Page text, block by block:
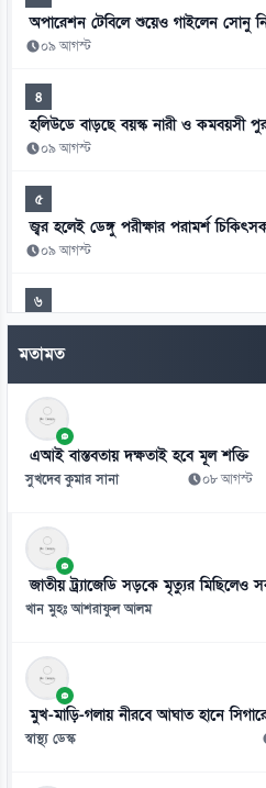
অপারেশন টেবিলে শুয়েও গাইলেন সোনু
০৯ আগস্ট
৪
হলিউডে বাড়ছে বয়স্ক নারী ও কমবয়সী
০৯ আগস্ট
৫
জ্বর হলেই ডেঙ্গু পরীক্ষার পরামর্শ
০৯ আগস্ট
৬
ওমরাহ করতে সৌদি আরবে যেতে
০৯ আগস্ট
৭
এক মায়ের স্বপ্ন পূরণ করলেন হাইকমিশনার
০৯ আগস্ট
সালমান শাহ হত্যা মামলায় ডন গ্রেফতার
০৯ আগস্ট
৯
০৯ আগস্ট
১০
কানাডা থেকে ছয় মাসে ৩ হাজার ভারতীয়
মতামত
এআই বাস্তবতায় দক্ষতাই হবে মূল শক্তি
সুখদেব কুমার সানা ০৮ আগস্ট
জাতীয় ট্র্যাজেডি সড়কে মৃত্যুর মিছিলেও সব
খান মুহঃ আশরাফুল আলম
মুখ-মাড়ি-গলায় নীরবে আঘাত হানে
স্বাস্থ্য ডেস্ক